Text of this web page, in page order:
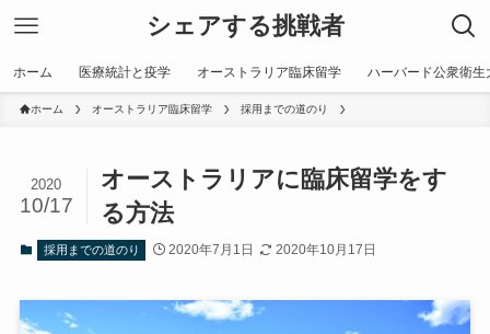
シェアする挑戦者
ホーム 医療統計と疫学 オーストラリア臨床留学 ハーバード公衆衛生
ホーム オーストラリア臨床留学 採用までの道のり
オーストラリアに臨床留学をす
る方法
2020
10/17
採用までの道のり 2020年7月1日 2020年10月17日